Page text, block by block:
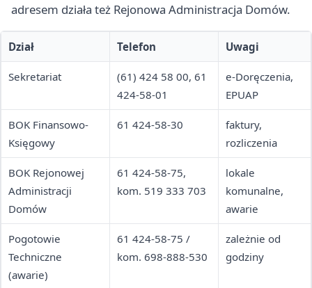
adresem działa też Rejonowa Administracja Domów.
Dział Telefon Uwagi
Sekretariat
(61) 424 58 00, 61
424-58-01
e-Doręczenia,
EPUAP
BOK Finansowo-
Księgowy
61 424-58-30
faktury,
rozliczenia
BOK Rejonowej
Administracji
Domów
61 424-58-75,
kom. 519 333 703
lokale
komunalne,
awarie
Pogotowie
Techniczne
(awarie)
61 424-58-75 /
kom. 698-888-530
zależnie od
godziny